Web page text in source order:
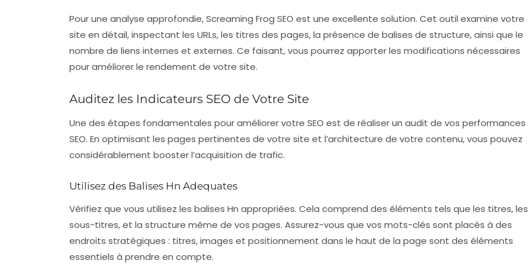
Pour une analyse approfondie,Screaming Frog SEO est une excellente solution. Cet outil examine votre
site en détail, inspectant les URLs, les titres des pages, la présence de balises de structure, ainsi que le
nombre de liens internes et externes. Ce faisant, vous pourrez apporter les modifications nécessaires
pour améliorer le rendement de votre site.
Auditez les Indicateurs SEO de Votre Site
Une des étapes fondamentales pour améliorer votre SEO est de réaliser un audit de vos performances
SEO. En optimisant les pages pertinentes de votre site et l’architecture de votre contenu, vous pouvez
considérablement booster l’acquisition de trafic.
Utilisez des Balises Hn Adequates
Vérifiez que vous utilisez les balises Hn appropriées. Cela comprend des éléments tels que les titres, les
sous-titres, et la structure même de vos pages. Assurez-vous que vos mots-clés sont placés à des
endroits stratégiques : titres, images et positionnement dans le haut de la page sont des éléments
essentiels à prendre en compte.